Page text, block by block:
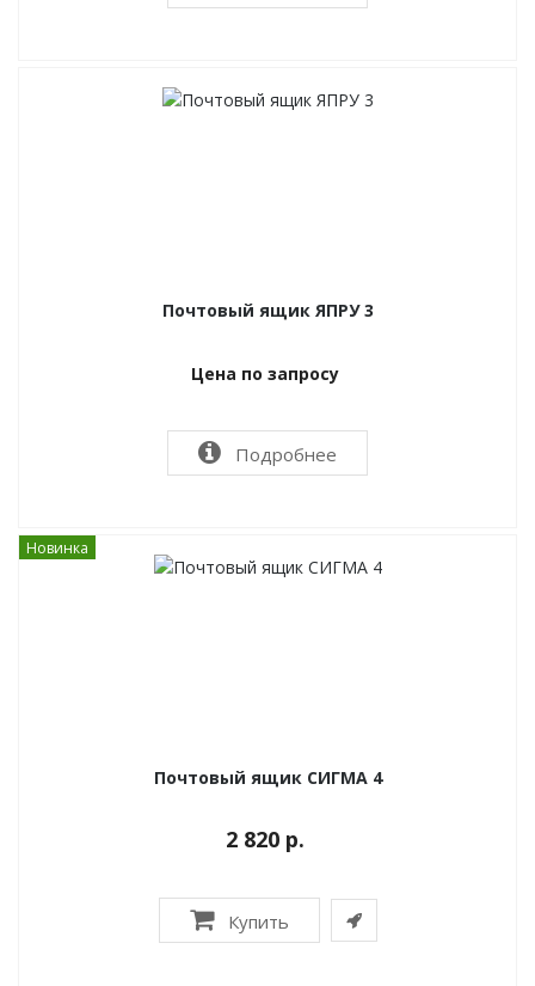
Почтовый ящик ЯПРУ 3
Цена по запросу
Подробнее
Новинка
Почтовый ящик СИГМА 4
2 820 р.
Купить